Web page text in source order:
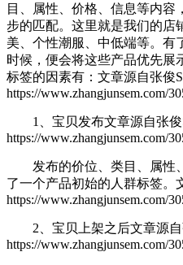
目、属性、价格、信息等内容
步的匹配。这里就是我们的店
美、个性潮服、中低端等。有
时候，便会将这些产品优先展
标签的因素有： 文章源自张俊
https://www.zhangjunsem.com/
1、宝贝发布文章源自张
https://www.zhangjunsem.com/
发布的价位、类目、属性
了一个产品初始的人群标签。
https://www.zhangjunsem.com/
2、宝贝上架之后文章源
https://www.zhangjunsem.com/